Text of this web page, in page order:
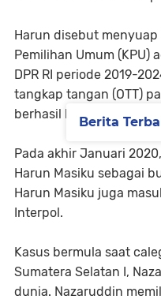
Harun disebut
Pemilihan Umum (KPU)
DPR RI periode 2019-
tangkap tangan (OTT)
berhasil kabur.
Pada akhir Januari
Harun Masiku sebagai
Harun Masiku juga
Interpol.
Kasus bermula saat
Sumatera Selatan I,
dunia. Nazaruddin
Berita